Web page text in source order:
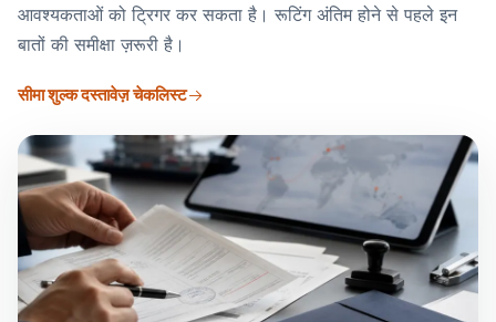
आवश्यकताओं को ट्रिगर कर सकता है। रूटिंग अंतिम होने से पहले इन
बातों की समीक्षा ज़रूरी है।
सीमा शुल्क दस्तावेज़ चेकलिस्ट